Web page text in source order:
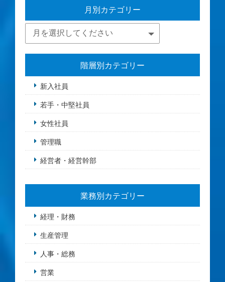
月別カテゴリー
階層別カテゴリー
新入社員
若手・中堅社員
女性社員
管理職
経営者・経営幹部
業務別カテゴリー
経理・財務
生産管理
人事・総務
営業